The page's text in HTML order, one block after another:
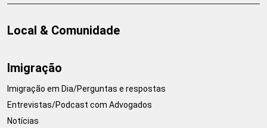
Local & Comunidade
Imigração
Imigração em Dia/Perguntas e respostas
Entrevistas/Podcast com Advogados
Notícias